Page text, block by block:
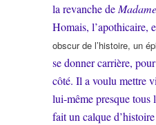
la revanche de
Homais, l’apothicaire,
obscur de l’histoire, un
se donner carrière,
côté. Il a voulu mettre
lui-même presque tous
fait un calque